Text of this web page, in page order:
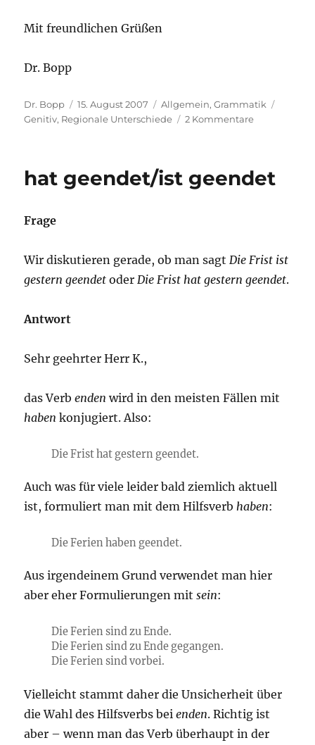
Mit freundlichen Grüßen
Dr. Bopp
Autor
Dr. Bopp
Veröffentlicht
am
15. August 2007 Kategorien
Allgemein,Grammatik
Genitiv, Regionale Unterschiede 2 Kommentarezu
wegen
hat geendet/ist geendet
Frage
Wir diskutieren gerade, ob man sagt Die Frist ist
gestern geendet oder Die Frist hat gestern geendet.
Antwort
Sehr geehrter Herr K.,
das Verbenden wird in den meisten Fällen mit
haben konjugiert. Also:
Die Frist hat gestern geendet.
Auch was für viele leider bald ziemlich aktuell
ist, formuliert man mit dem Hilfsverbhaben:
Die Ferien haben geendet.
Aus irgendeinem Grund verwendet man hier
aber eher Formulierungen mitsein:
Die Ferien sind zu Ende.
Die Ferien sind zu Ende gegangen.
Die Ferien sind vorbei.
Vielleicht stammt daher die Unsicherheit über
die Wahl des Hilfsverbs beienden. Richtig ist
aber – wenn man das Verb überhaupt in der